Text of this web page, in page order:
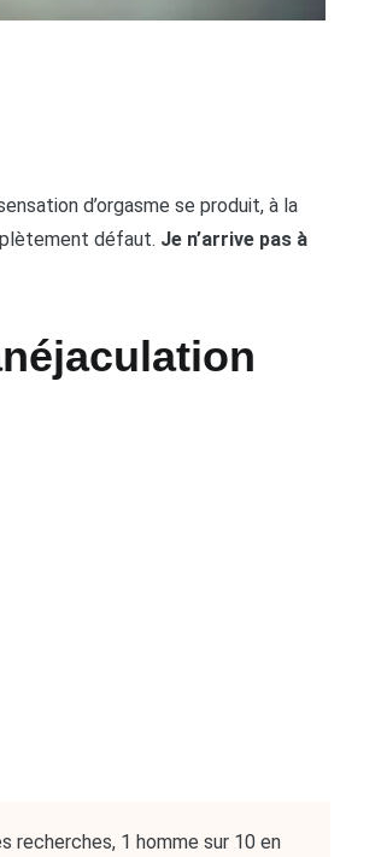
d’orgasme se produit, à la
défaut. Je n’arrive pas à
recherches, 1 homme sur 10 en